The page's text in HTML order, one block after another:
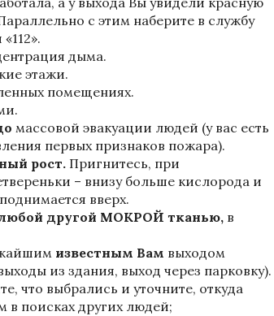
с этим наберите в службу
дыма.
этажи.
помещениях.
массовой эвакуации людей (у вас есть
первых признаков пожара).
рост. Пригнитесь, при
– внизу больше кислорода и
вверх.
другой МОКРОЙ тканью, в
известным Вам выходом
из здания, выход через парковку).
что выбрались и уточните, откуда
в поисках других людей;